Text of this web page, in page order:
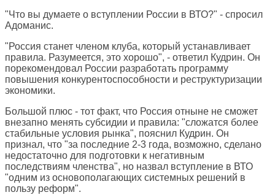
"Что вы думаете о вступлении России в ВТО?" - спросил
Адоманис.
"Россия станет членом клуба, который устанавливает
правила. Разумеется, это хорошо", - ответил Кудрин. Он
порекомендовал России разработать программу
повышения конкурентоспособности и реструктуризации
экономики.
Большой плюс - тот факт, что Россия отныне не сможет
внезапно менять субсидии и правила: "сложатся более
стабильные условия рынка", пояснил Кудрин. Он
признал, что "за последние 2-3 года, возможно, сделано
недостаточно для подготовки к негативным
последствиям членства", но назвал вступление в ВТО
"одним из основополагающих системных решений в
пользу реформ".